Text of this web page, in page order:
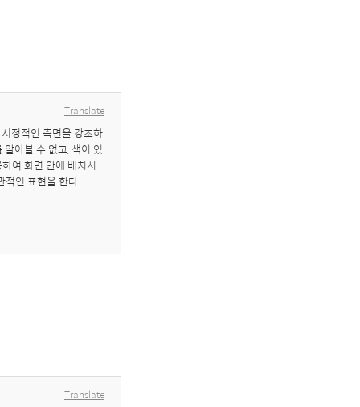
Translate
정적인 측면을 강조하
아볼 수 없고, 색이 있
여 화면 안에 배치시
적인 표현을 한다.
Translate